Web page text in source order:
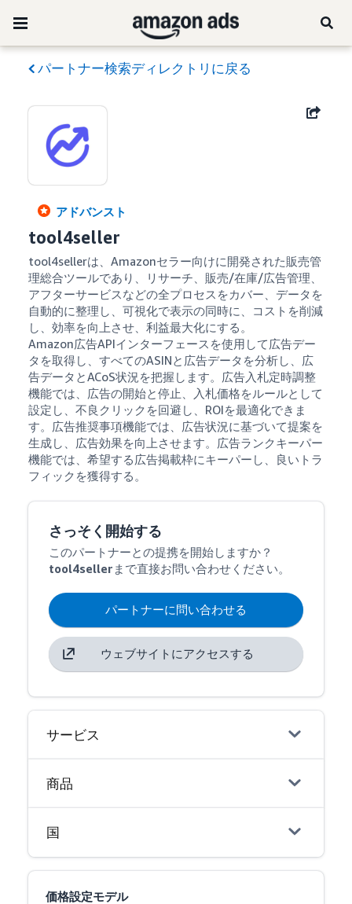
パートナー検索ディレクトリに戻る
アドバンスト
tool4seller
tool4sellerは、Amazonセラー向けに開発された販売管
理総合ツールであり、リサーチ、販売/在庫/広告管理、
アフターサービスなどの全プロセスをカバー、データを
自動的に整理し、可視化で表示の同時に、コストを削減
し、効率を向上させ、利益最大化にする。
Amazon広告APIインターフェースを使用して広告デー
タを取得し、すべてのASINと広告データを分析し、広
告データとACoS状況を把握します。広告入札定時調整
機能では、広告の開始と停止、入札価格をルールとして
設定し、不良クリックを回避し、ROIを最適化できま
す。広告推奨事項機能では、広告状況に基づいて提案を
生成し、広告効果を向上させます。広告ランクキーパー
機能では、希望する広告掲載枠にキーパーし、良いトラ
フィックを獲得する。
さっそく開始する
このパートナーとの提携を開始しますか？
tool4seller まで直接お問い合わせください。
パートナーに問い合わせる
ウェブサイトにアクセスする
サービス
商品
国
価格設定モデル